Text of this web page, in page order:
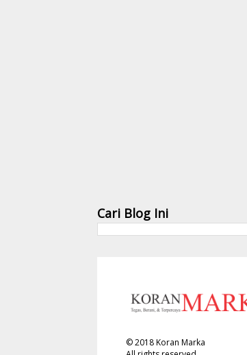
Cari Blog Ini
©2018Koran Marka